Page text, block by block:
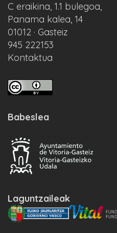
C eraikina, 1.1 bulegoa,
Panama kalea, 14
01012 · Gasteiz
945 222153
Kontaktua
Babeslea
Laguntzaileak